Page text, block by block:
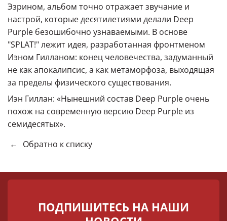
Эзрином, альбом точно отражает звучание и
настрой, которые десятилетиями делали Deep
Purple безошибочно узнаваемыми. В основе
"SPLAT!" лежит идея, разработанная фронтменом
Иэном Гилланом: конец человечества, задуманный
не как апокалипсис, а как метаморфоза, выходящая
за пределы физического существования.
Иэн Гиллан: «Нынешний состав Deep Purple очень
похож на современную версию Deep Purple из
семидесятых».
←
Обратно к списку
ПОДПИШИТЕСЬ НА НАШИ